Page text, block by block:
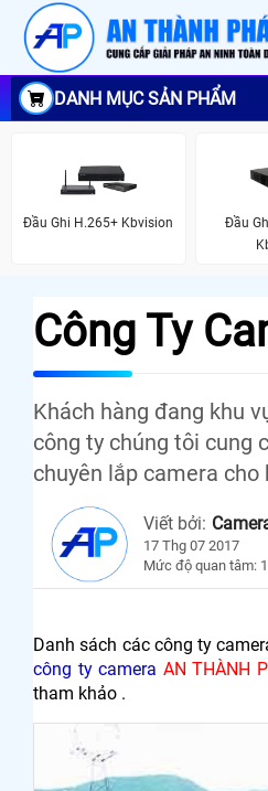
DANH MỤC SẢN PHẨM
Đầu Ghi H.265+ Kbvision
Đầu
Công Ty
Khách hàng đang khu
công ty chúng tôi cung
chuyên lắp camera
Viết bởi:
17 Thg 07 2017
Mức độ quan tâm:
Danh sách các công ty
công ty camera AN THÀNH
tham khảo .